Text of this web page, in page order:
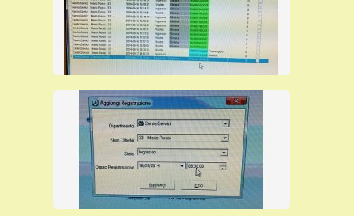
esempio nelle soluzioni web, dove per l'eternità
bisogna pagare un canone per utilizzare il
software), può durare anche più di 15 anni,
autoinstallante.
Per ulteriori informazioni su questo
terminale di rilevazione presenze
clicca suI
editorcms/file/SVAR1-RFID.pdf